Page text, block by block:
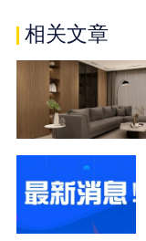
相关文章